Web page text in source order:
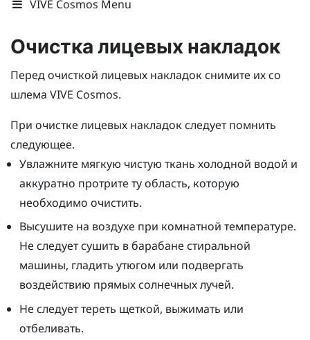
VIVE Cosmos Menu
Очистка лицевых накладок
Перед очисткой лицевых накладок снимите их со
шлема VIVE Cosmos.
При очистке лицевых накладок следует помнить
следующее.
Увлажните мягкую чистую ткань холодной водой и
аккуратно протрите ту область, которую
необходимо очистить.
Высушите на воздухе при комнатной температуре.
Не следует сушить в барабане стиральной
машины, гладить утюгом или подвергать
воздействию прямых солнечных лучей.
Не следует тереть щеткой, выжимать или
отбеливать.